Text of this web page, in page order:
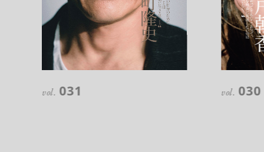
vol. 031 vol. 030